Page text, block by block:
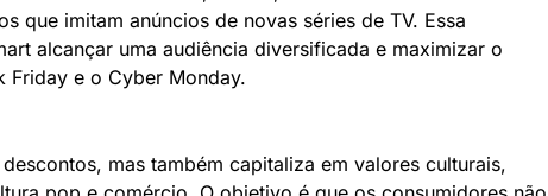
que imitam anúncios de novas séries de TV. Essa
alcançar uma audiência diversificada e maximizar o
Friday e o Cyber Monday.
mas também capitaliza em valores culturais,